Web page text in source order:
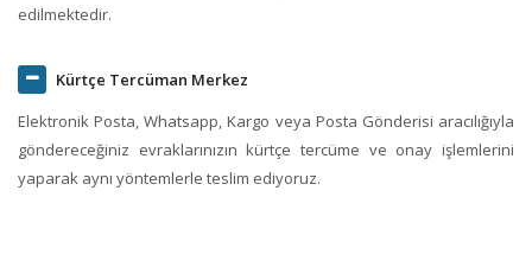
edilmektedir.
Kürtçe Tercüman Merkez
Elektronik Posta, Whatsapp, Kargo veya Posta Gönderisi aracılığıyla
göndereceğiniz evraklarınızın kürtçe tercüme ve onay işlemlerini
yaparak aynı yöntemlerle teslim ediyoruz.